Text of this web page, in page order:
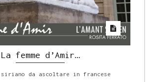
La femme d’Amir…
siriano da ascoltare in francese